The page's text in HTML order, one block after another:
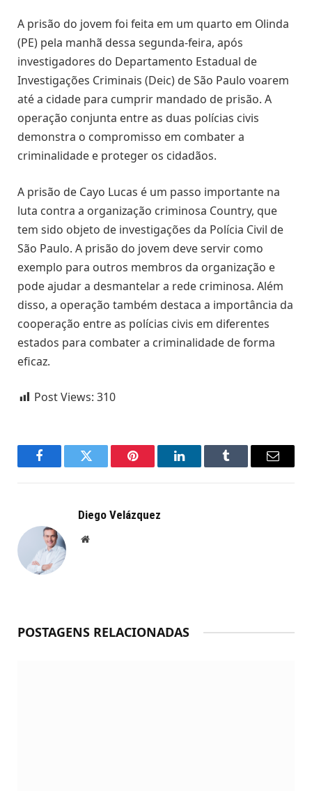
A prisão do jovem foi feita em um quarto em Olinda
(PE) pela manhã dessa segunda-feira, após
investigadores do Departamento Estadual de
Investigações Criminais (Deic) de São Paulo voarem
até a cidade para cumprir mandado de prisão. A
operação conjunta entre as duas polícias civis
demonstra o compromisso em combater a
criminalidade e proteger os cidadãos.
A prisão de Cayo Lucas é um passo importante na
luta contra a organização criminosa Country, que
tem sido objeto de investigações da Polícia Civil de
São Paulo. A prisão do jovem deve servir como
exemplo para outros membros da organização e
pode ajudar a desmantelar a rede criminosa. Além
disso, a operação também destaca a importância da
cooperação entre as polícias civis em diferentes
estados para combater a criminalidade de forma
eficaz.
Post Views: 310
FacebookTwitter Pinterest LinkedInTumblr Email
Diego Velázquez
Website
POSTAGENS RELACIONADAS